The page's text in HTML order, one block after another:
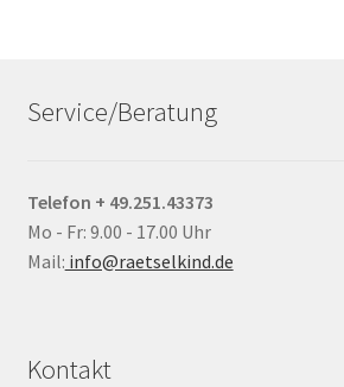
Service/Beratung
Telefon + 49.251.43373
Mo - Fr: 9.00 - 17.00 Uhr
Mail: info@raetselkind.de
Kontakt